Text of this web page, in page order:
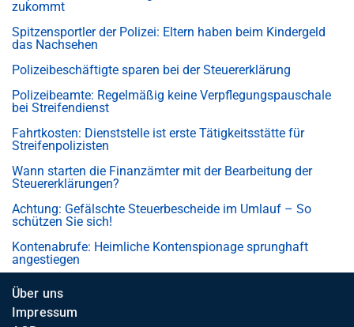
zukommt
Spitzensportler der Polizei: Eltern haben beim Kindergeld
das Nachsehen
Polizeibeschäftigte sparen bei der Steuererklärung
Polizeibeamte: Regelmäßig keine Verpflegungspauschale
bei Streifendienst
Fahrtkosten: Dienststelle ist erste Tätigkeitsstätte für
Streifenpolizisten
Wann starten die Finanzämter mit der Bearbeitung der
Steuererklärungen?
Achtung: Gefälschte Steuerbescheide im Umlauf – So
schützen Sie sich!
Kontenabrufe: Heimliche Kontenspionage sprunghaft
angestiegen
Über uns
Impressum